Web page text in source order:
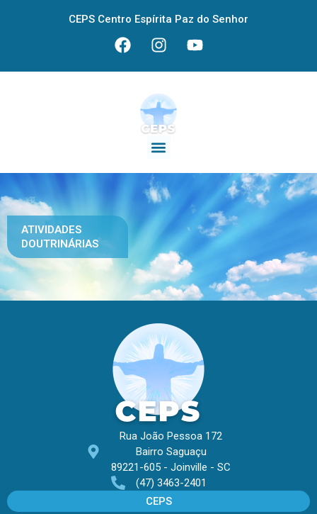
CEPS Centro Espírita Paz do Senhor
ATIVIDADES
DOUTRINÁRIAS
Rua João Pessoa 172
Bairro Saguaçu
89221-605 - Joinville - SC
(47) 3463-2401
CEPS